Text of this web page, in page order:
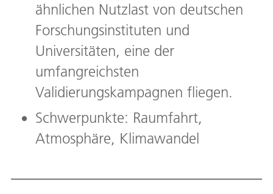
ähnlichen Nutzlast von deutschen
Forschungsinstituten und
Universitäten, eine der
umfangreichsten
Validierungskampagnen fliegen.
Schwerpunkte: Raumfahrt,
Atmosphäre, Klimawandel